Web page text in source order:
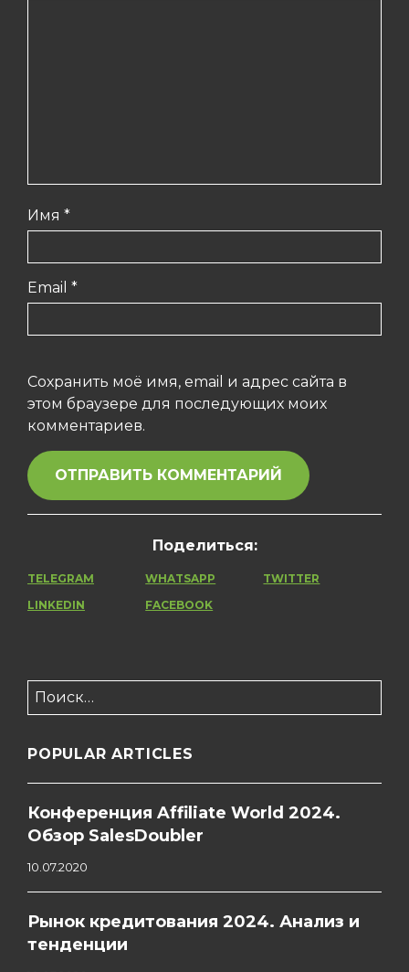
Имя *
Email *
Сохранить моё имя, email и адрес сайта в
этом браузере для последующих моих
комментариев.
Поделиться:
TELEGRAM WHATSAPP
TWITTER
LINKEDIN
FACEBOOK
Найти:
POPULAR ARTICLES
Конференция Affiliate World 2024.
Обзор SalesDoubler
10.07.2020
Рынок кредитования 2024. Анализ и
тенденции